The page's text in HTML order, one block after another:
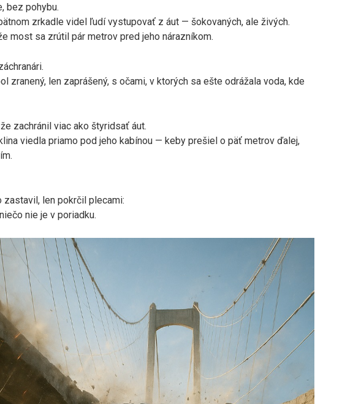
bez pohybu.
zrkadle videl ľudí vystupovať z áut — šokovaných, ale živých.
most sa zrútil pár metrov pred jeho nárazníkom.
zranený, len zaprášený, s očami, v ktorých sa ešte odrážala voda, kde
zachránil viac ako štyridsať áut.
viedla priamo pod jeho kabínou — keby prešiel o päť metrov ďalej,
zastavil, len pokrčil plecami:
nie je v poriadku.